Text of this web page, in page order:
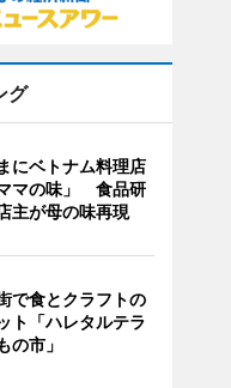
グ
にベトナム料理店
ママの味」 食品研
主が母の味再現
で食とクラフトの
ト「ハレタルテラ
の市」